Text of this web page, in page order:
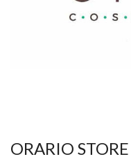
ORARIO STORE